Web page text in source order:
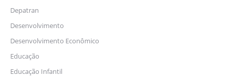
Depatran
Desenvolvimento
Desenvolvimento Econômico
Educação
Educação Infantil